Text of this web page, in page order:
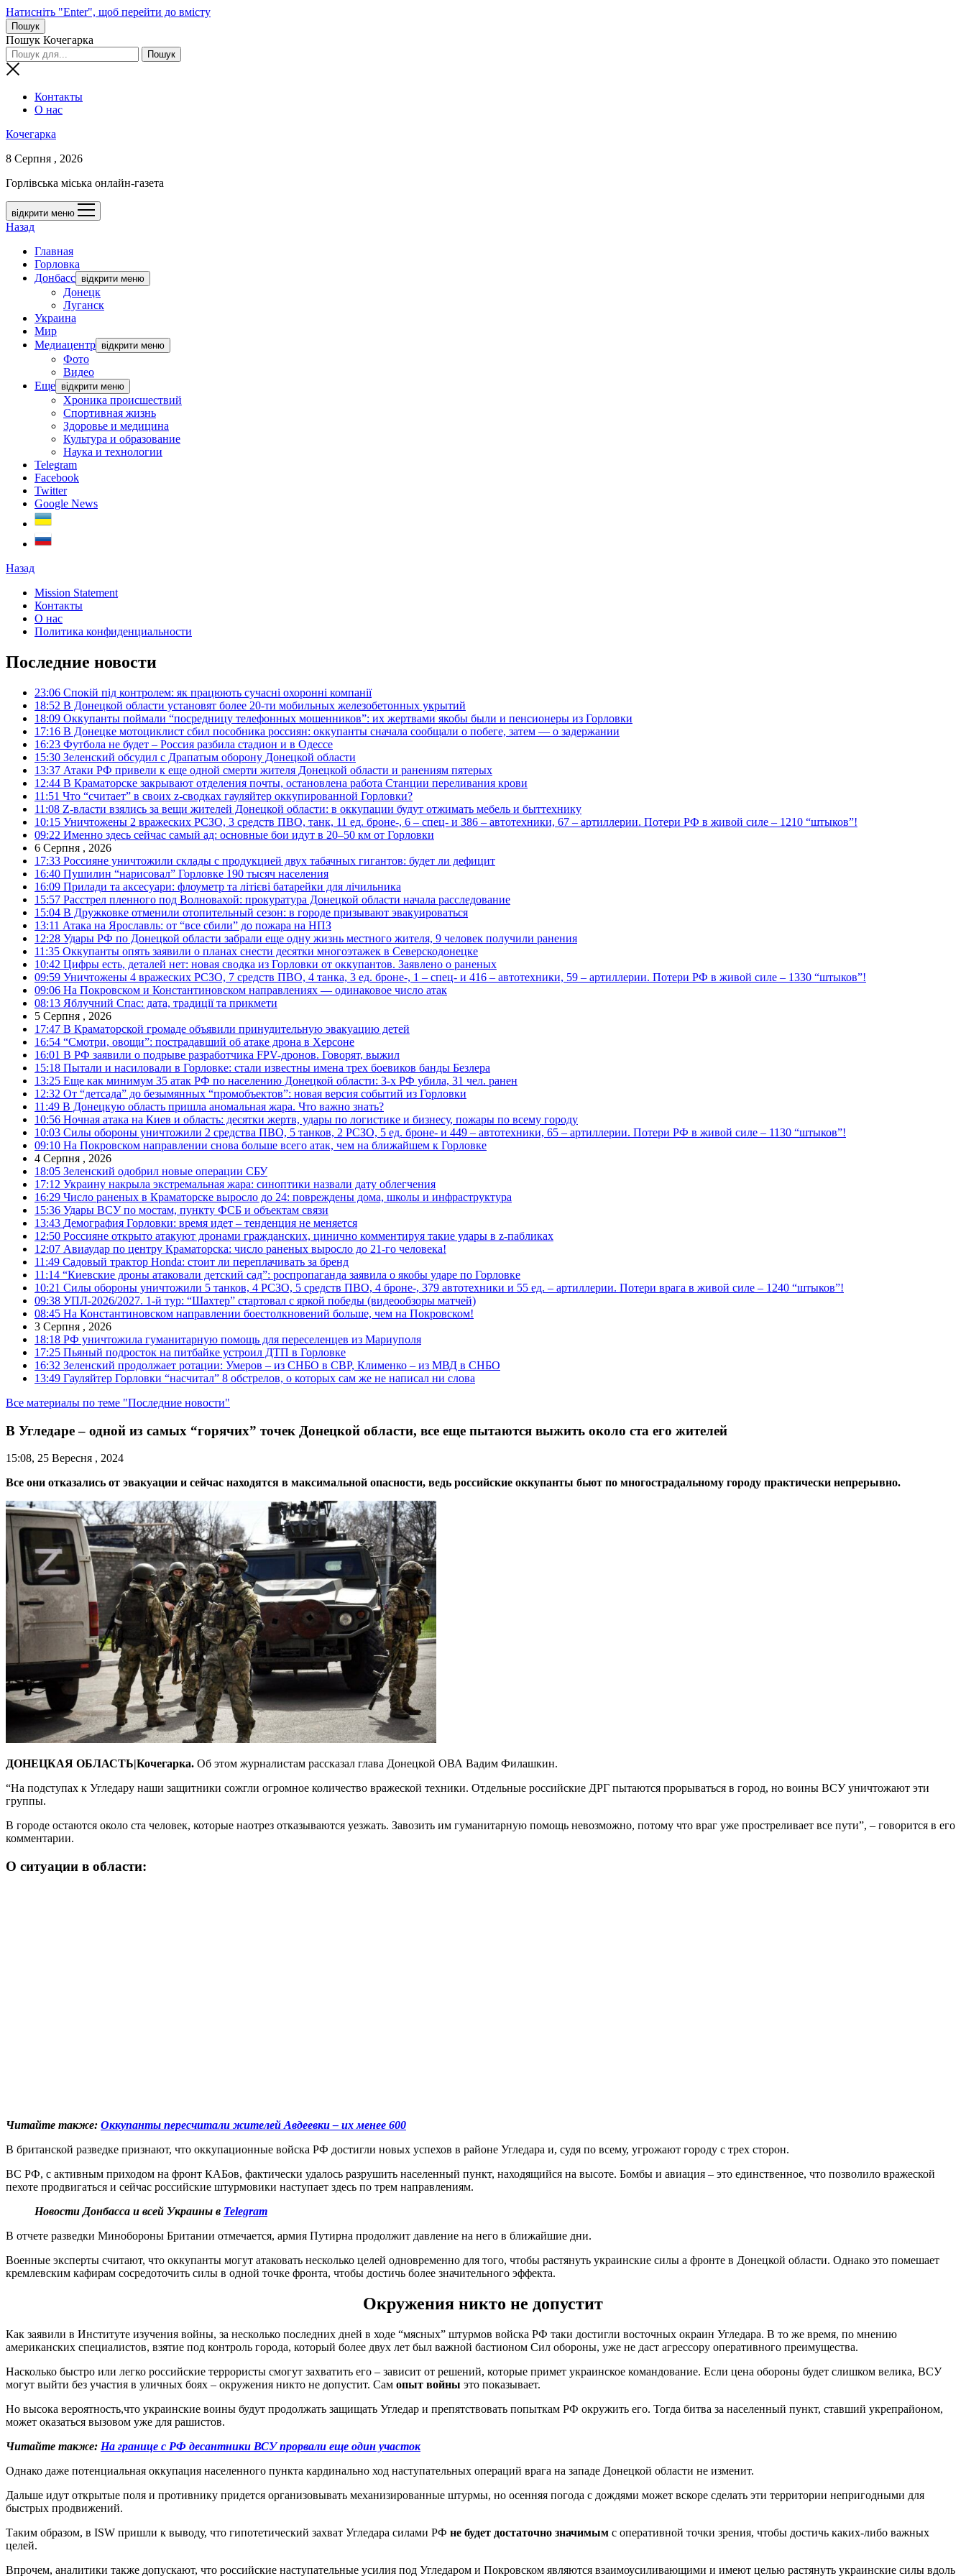
Натисніть "Enter", щоб перейти до вмісту
Пошук
Пошук Кочегарка
Контакты
О нас
Кочегарка
8 Серпня , 2026
Горлівська міська онлайн-газета
відкрити меню
Назад
Главная
Горловка
Донбасс відкрити меню
Донецк
Луганск
Украина
Мир
Медиацентр відкрити меню
Фото
Видео
Еще відкрити меню
Хроника происшествий
Спортивная жизнь
Здоровье и медицина
Культура и образование
Наука и технологии
Telegram
Facebook
Twitter
Google News
Назад
Mission Statement
Контакты
О нас
Политика конфиденциальности
Последние новости
23:06 Спокій під контролем: як працюють сучасні охоронні компанії
18:52 В Донецкой области установят более 20-ти мобильных железобетонных укрытий
18:09 Оккупанты поймали “посредницу телефонных мошенников”: их жертвами якобы были и пенсионеры из Горловки
17:16 В Донецке мотоциклист сбил пособника россиян: оккупанты сначала сообщали о побеге, затем — о задержании
16:23 Футбола не будет – Россия разбила стадион и в Одессе
15:30 Зеленский обсудил с Драпатым оборону Донецкой области
13:37 Атаки РФ привели к еще одной смерти жителя Донецкой области и ранениям пятерых
12:44 В Краматорске закрывают отделения почты, остановлена работа Станции переливания крови
11:51 Что “считает” в своих z-сводках гауляйтер оккупированной Горловки?
11:08 Z-власти взялись за вещи жителей Донецкой области: в оккупации будут отжимать мебель и быттехнику
10:15 Уничтожены 2 вражеских РСЗО, 3 средств ПВО, танк, 11 ед. броне-, 6 – спец- и 386 – автотехники, 67 – артиллерии. Потери РФ в живой силе – 1210 “штыков”!
09:22 Именно здесь сейчас самый ад: основные бои идут в 20–50 км от Горловки
6 Серпня , 2026
17:33 Россияне уничтожили склады с продукцией двух табачных гигантов: будет ли дефицит
16:40 Пушилин “нарисовал” Горловке 190 тысяч населения
16:09 Прилади та аксесуари: флоуметр та літієві батарейки для лічильника
15:57 Расстрел пленного под Волновахой: прокуратура Донецкой области начала расследование
15:04 В Дружковке отменили отопительный сезон: в городе призывают эвакуироваться
13:11 Атака на Ярославль: от “все сбили” до пожара на НПЗ
12:28 Удары РФ по Донецкой области забрали еще одну жизнь местного жителя, 9 человек получили ранения
11:35 Оккупанты опять заявили о планах снести десятки многоэтажек в Северскодонецке
10:42 Цифры есть, деталей нет: новая сводка из Горловки от оккупантов. Заявлено о раненых
09:59 Уничтожены 4 вражеских РСЗО, 7 средств ПВО, 4 танка, 3 ед. броне-, 1 – спец- и 416 – автотехники, 59 – артиллерии. Потери РФ в живой силе – 1330 “штыков”!
09:06 На Покровском и Константиновском направлениях — одинаковое число атак
08:13 Яблучний Спас: дата, традиції та прикмети
5 Серпня , 2026
17:47 В Краматорской громаде объявили принудительную эвакуацию детей
16:54 “Смотри, овощи”: пострадавший об атаке дрона в Херсоне
16:01 В РФ заявили о подрыве разработчика FPV-дронов. Говорят, выжил
15:18 Пытали и насиловали в Горловке: стали известны имена трех боевиков банды Безлера
13:25 Еще как минимум 35 атак РФ по населению Донецкой области: 3-х РФ убила, 31 чел. ранен
12:32 От “детсада” до безымянных “промобъектов”: новая версия событий из Горловки
11:49 В Донецкую область пришла аномальная жара. Что важно знать?
10:56 Ночная атака на Киев и область: десятки жертв, удары по логистике и бизнесу, пожары по всему городу
10:03 Силы обороны уничтожили 2 средства ПВО, 5 танков, 2 РСЗО, 5 ед. броне- и 449 – автотехники, 65 – артиллерии. Потери РФ в живой силе – 1130 “штыков”!
09:10 На Покровском направлении снова больше всего атак, чем на ближайшем к Горловке
4 Серпня , 2026
18:05 Зеленский одобрил новые операции СБУ
17:12 Украину накрыла экстремальная жара: синоптики назвали дату облегчения
16:29 Число раненых в Краматорске выросло до 24: повреждены дома, школы и инфраструктура
15:36 Удары ВСУ по мостам, пункту ФСБ и объектам связи
13:43 Демография Горловки: время идет – тенденция не меняется
12:50 Россияне открыто атакуют дронами гражданских, цинично комментируя такие удары в z-пабликах
12:07 Авиаудар по центру Краматорска: число раненых выросло до 21-го человека!
11:49 Садовый трактор Honda: стоит ли переплачивать за бренд
11:14 “Киевские дроны атаковали детский сад”: роспропаганда заявила о якобы ударе по Горловке
10:21 Силы обороны уничтожили 5 танков, 4 РСЗО, 5 средств ПВО, 4 броне-, 379 автотехники и 55 ед. – артиллерии. Потери врага в живой силе – 1240 “штыков”!
09:38 УПЛ-2026/2027. 1-й тур: “Шахтер” стартовал с яркой победы (видеообзоры матчей)
08:45 На Константиновском направлении боестолкновений больше, чем на Покровском!
3 Серпня , 2026
18:18 РФ уничтожила гуманитарную помощь для переселенцев из Мариуполя
17:25 Пьяный подросток на питбайке устроил ДТП в Горловке
16:32 Зеленский продолжает ротации: Умеров – из СНБО в СВР, Клименко – из МВД в СНБО
13:49 Гауляйтер Горловки “насчитал” 8 обстрелов, о которых сам же не написал ни слова
Все материалы по теме "Последние новости"
В Угледаре – одной из самых “горячих” точек Донецкой области, все еще пытаются выжить около ста его жителей
15:08, 25 Вересня , 2024
Все они отказались от эвакуации и сейчас находятся в максимальной опасности, ведь российские оккупанты бьют по многострадальному городу практически непрерывно.
ДОНЕЦКАЯ ОБЛАСТЬ|Кочегарка. Об этом журналистам рассказал глава Донецкой ОВА Вадим Филашкин.
“На подступах к Угледару наши защитники сожгли огромное количество вражеской техники. Отдельные российские ДРГ пытаются прорываться в город, но воины ВСУ уничтожают эти
группы.
В городе остаются около ста человек, которые наотрез отказываются уезжать. Завозить им гуманитарную помощь невозможно, потому что враг уже простреливает все пути”, – говорится в его
комментарии.
О ситуации в области:
Читайте также: Оккупанты пересчитали жителей Авдеевки – их менее 600
В британской разведке признают, что оккупационные войска РФ достигли новых успехов в районе Угледара и, судя по всему, угрожают городу с трех сторон.
ВС РФ, с активным приходом на фронт КАБов, фактически удалось разрушить населенный пункт, находящийся на высоте. Бомбы и авиация – это единственное, что позволило вражеской
пехоте продвигаться и сейчас российские штурмовики наступает здесь по трем направлениям.
Новости Донбасса и всей Украины в Telegram
В отчете разведки Минобороны Британии отмечается, армия Путирна продолжит давление на него в ближайшие дни.
Военные эксперты считают, что оккупанты могут атаковать несколько целей одновременно для того, чтобы растянуть украинские силы а фронте в Донецкой области. Однако это помешает
кремлевским кафирам сосредоточить силы в одной точке фронта, чтобы достичь более значительного эффекта.
Окружения никто не допустит
Как заявили в Институте изучения войны, за несколько последних дней в ходе “мясных” штурмов войска РФ таки достигли восточных окраин Угледара. В то же время, по мнению
американских специалистов, взятие под контроль города, который более двух лет был важной бастионом Сил обороны, уже не даст агрессору оперативного преимущества.
Насколько быстро или легко российские террористы смогут захватить его – зависит от решений, которые примет украинское командование. Если цена обороны будет слишком велика, ВСУ
могут выйти без участия в уличных боях – окружения никто не допустит. Сам опыт войны это показывает.
Но высока вероятность,что украинские воины будут продолжать защищать Угледар и препятствовать попыткам РФ окружить его. Тогда битва за населенный пункт, ставший укрепрайоном,
может оказаться вызовом уже для рашистов.
Читайте также: На границе с РФ десантники ВСУ прорвали еще один участок
Однако даже потенциальная оккупация населенного пункта кардинально ход наступательных операций врага на западе Донецкой области не изменит.
Дальше идут открытые поля и противнику придется организовывать механизированные штурмы, но осенняя погода с дождями может вскоре сделать эти территории непригодными для
быстрых продвижений.
Таким образом, в ISW пришли к выводу, что гипотетический захват Угледара силами РФ не будет достаточно значимым с оперативной точки зрения, чтобы достичь каких-либо важных
целей.
Впрочем, аналитики также допускают, что российские наступательные усилия под Угледаром и Покровском являются взаимоусиливающими и имеют целью растянуть украинские силы вдоль